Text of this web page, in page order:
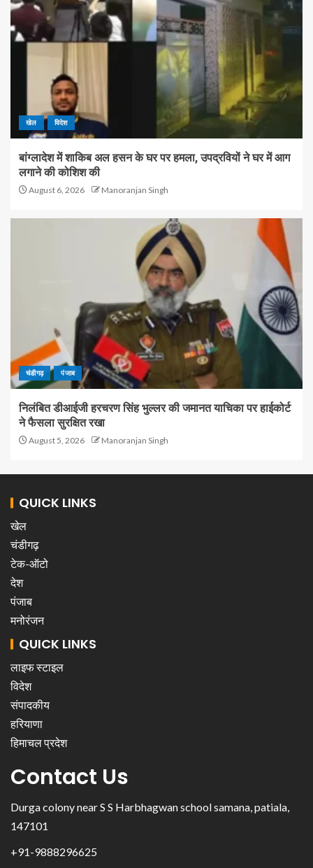
खेल विदेश
बांग्लादेश में शाकिब अल हसन के घर पर हमला, उपद्रवियों ने घर में आग
लगाने की कोशिश की
August 6, 2026 Manoranjan Singh
चंडीगढ़ पंजाब
निलंबित डीआईजी हरचरण सिंह भुल्लर की जमानत याचिका पर हाईकोर्ट
ने फैसला सुरक्षित रखा
August 5, 2026 Manoranjan Singh
QUICK LINKS
खेल
चंडीगढ़
टेक-ऑटो
देश
पंजाब
मनोरंजन
QUICK LINKS
लाइफ स्टाइल
विदेश
संपादकीय
हरियाणा
हिमाचल प्रदेश
Contact Us
Durga colony near S S Harbhagwan school samana, patiala,
147101
+91-9888296625